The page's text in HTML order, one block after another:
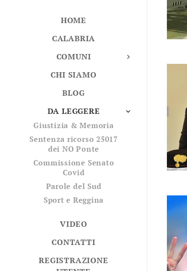
HOME
CALABRIA
COMUNI
CHI SIAMO
BLOG
DA LEGGERE
Giustizia & Memoria
Sentenza ricorso 25017
dei NO Ponte
Commissione Senato
Covid
Parole del Sud
Sport e Reggina
VIDEO
CONTATTI
REGISTRAZIONE